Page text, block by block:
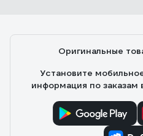
Оригинальные
Установите
информация по заказам